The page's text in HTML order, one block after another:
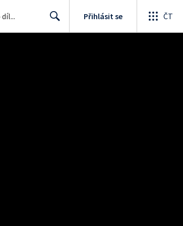
Přihlásit se ČT